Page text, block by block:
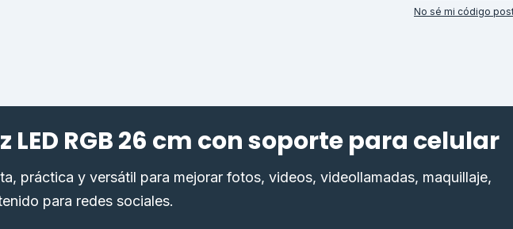
No sé mi código
LED RGB 26 cm con soporte para celular
práctica y versátil para mejorar fotos, videos, videollamadas, maquillaje,
para redes sociales.